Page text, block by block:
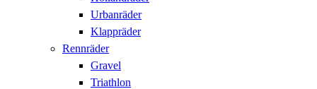
Urbanräder
Klappräder
Rennräder
Gravel
Triathlon